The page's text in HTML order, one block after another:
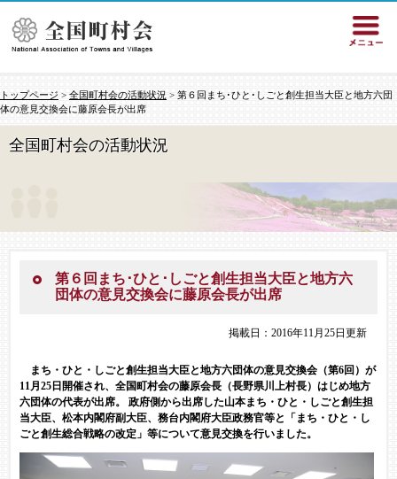
トップページ > 全国町村会の活動状況 > 第６回まち･ひと･しごと創生担当大臣と地方六団
体の意見交換会に藤原会長が出席
全国町村会の活動状況
第６回まち･ひと･しごと創生担当大臣と地方六
団体の意見交換会に藤原会長が出席
掲載日：2016年11月25日更新
まち・ひと・しごと創生担当大臣と地方六団体の意見交換会（第6回）が
11月25日開催され、全国町村会の藤原会長（長野県川上村長）はじめ地方
六団体の代表が出席。 政府側から出席した山本まち・ひと・しごと創生担
当大臣、松本内閣府副大臣、務台内閣府大臣政務官等と「まち・ひと・し
ごと創生総合戦略の改定」等について意見交換を行いました。